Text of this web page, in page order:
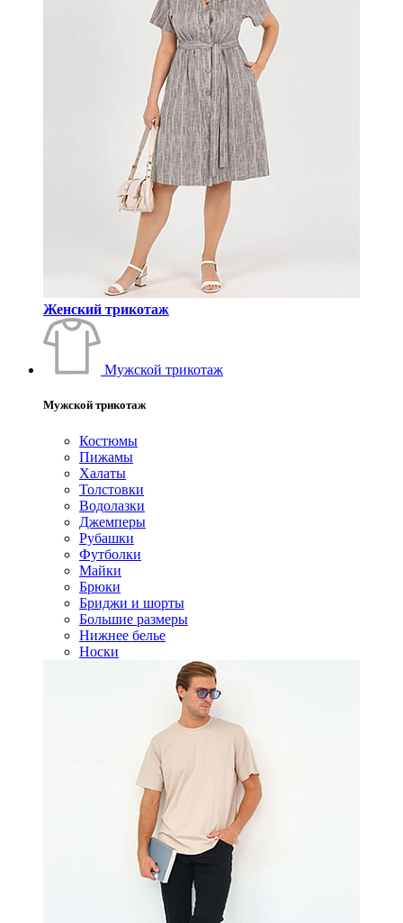
Женский трикотаж
Мужской трикотаж
Мужской трикотаж
Костюмы
Пижамы
Халаты
Толстовки
Водолазки
Джемперы
Рубашки
Футболки
Майки
Брюки
Бриджи и шорты
Большие размеры
Нижнее белье
Носки